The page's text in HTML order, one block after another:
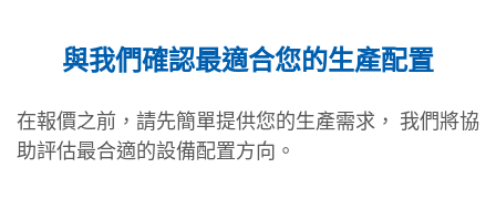
與我們確認最適合您的生產配置
在報價之前，請先簡單提供您的生產需求， 我們將協
助評估最合適的設備配置方向。